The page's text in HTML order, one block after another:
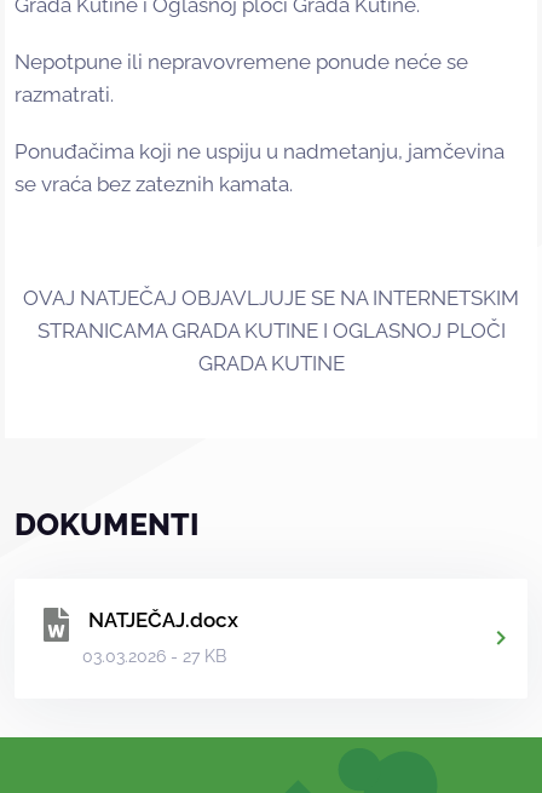
Grada Kutine i Oglasnoj ploči Grada Kutine.
Nepotpune ili nepravovremene ponude neće se
razmatrati.
Ponuđačima koji ne uspiju u nadmetanju, jamčevina
se vraća bez zateznih kamata.
OVAJ NATJEČAJ OBJAVLJUJE SE NA INTERNETSKIM
STRANICAMA GRADA KUTINE I OGLASNOJ PLOČI
GRADA KUTINE
DOKUMENTI
NATJEČAJ.docx
03.03.2026 - 27 KB